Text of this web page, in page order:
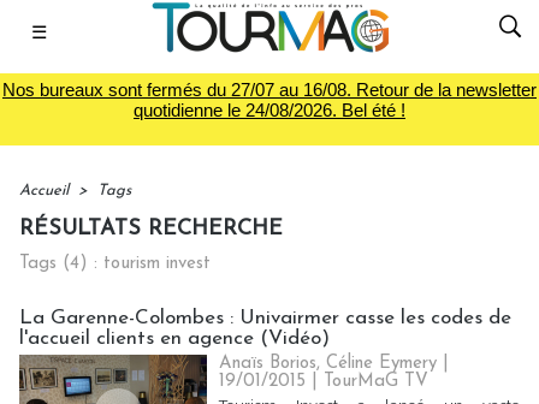
☰
Nos bureaux sont fermés du 27/07 au 16/08. Retour de la newsletter
quotidienne le 24/08/2026. Bel été !
Accueil > Tags
RÉSULTATS RECHERCHE
Tags (4) : tourism invest
La Garenne-Colombes : Univairmer casse les codes de
l'accueil clients en agence (Vidéo)
Anaïs Borios, Céline Eymery |
19/01/2015
TourMaG TV